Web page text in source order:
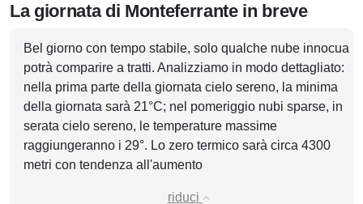
La giornata di Monteferrante in breve
Bel giorno con tempo stabile, solo qualche nube innocua
potrà comparire a tratti. Analizziamo in modo dettagliato:
nella prima parte della giornata cielo sereno, la minima
della giornata sarà 21°C; nel pomeriggio nubi sparse, in
serata cielo sereno, le temperature massime
raggiungeranno i 29°. Lo zero termico sarà circa 4300
metri con tendenza all'aumento
riduci